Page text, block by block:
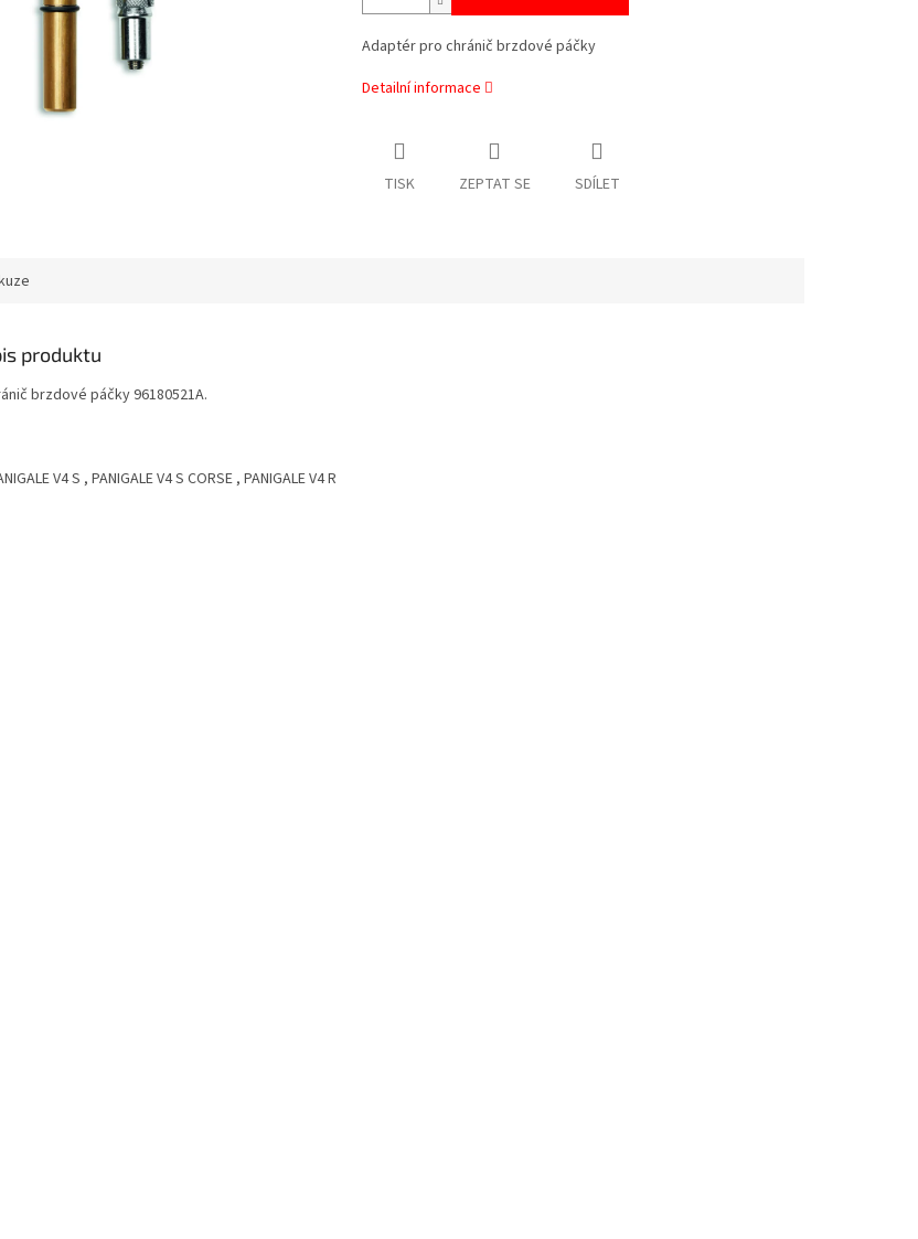
Adaptér pro chránič brzdové páčky
Detailní informace
TISK ZEPTAT SE SDÍLET
produktu
brzdové páčky96180521A.
V4 S , PANIGALE V4 S CORSE , PANIGALE V4 R